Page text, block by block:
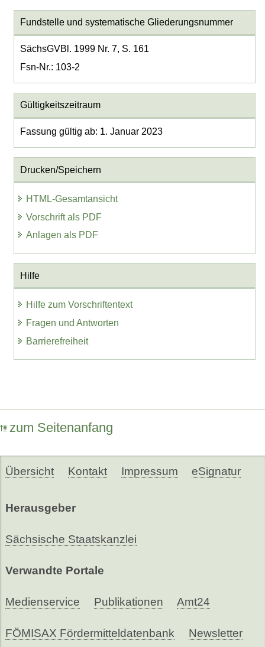
Fundstelle und systematische Gliederungsnummer
SächsGVBl. 1999 Nr. 7, S. 161
Fsn-Nr.: 103-2
Gültigkeitszeitraum
Fassung gültig ab: 1. Januar 2023
Drucken/Speichern
HTML-Gesamtansicht
Vorschrift als PDF
Anlagen als PDF
Hilfe
Hilfe zum Vorschriftentext
Fragen und Antworten
Barrierefreiheit
zum Seitenanfang
Übersicht Kontakt Impressum eSignatur
Herausgeber
Sächsische Staatskanzlei
Verwandte Portale
Medienservice Publikationen Amt24
FÖMISAX Fördermitteldatenbank Newsletter